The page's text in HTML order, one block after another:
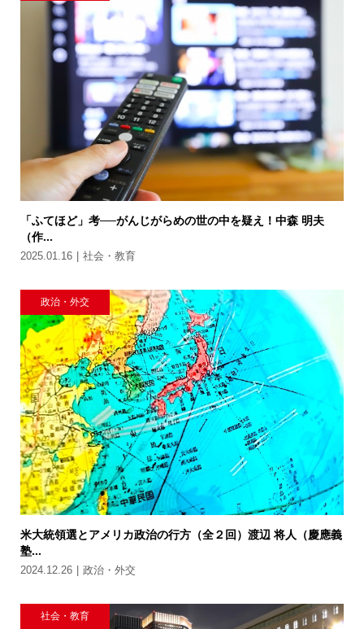
「ふてほど」考──がんじがらめの世の中を疑え！中森 明夫
（作...
2025.01.16 社会・教育
政治・外交
米大統領選とアメリカ政治の行方（全２回）渡辺 将人（慶應義
塾...
2024.12.26 政治・外交
社会・教育